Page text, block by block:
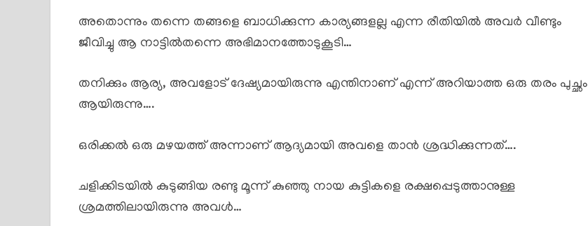
അതൊന്നും തന്നെ തങ്ങളെ ബാധിക്കുന്ന കാര്യങ്ങളല്ല എന്ന രീതിയിൽ അവർ വീണ്ടും
ജീവിച്ചു ആ നാട്ടിൽതന്നെ അഭിമാനത്തോടുകൂടി…
തനിക്കും ആര്യ, അവളോട് ദേഷ്യമായിരുന്നു എന്തിനാണ് എന്ന് അറിയാത്ത ഒരു തരം പുച്ഛം
ആയിരുന്നു….
ഒരിക്കൽ ഒരു മഴയത്ത് അന്നാണ് ആദ്യമായി അവളെ താൻ ശ്രദ്ധിക്കുന്നത്….
ചളിക്കിടയിൽ കുടുങ്ങിയ രണ്ടു മൂന്ന് കുഞ്ഞു നായ കുട്ടികളെ രക്ഷപ്പെടുത്താനുള്ള
ശ്രമത്തിലായിരുന്നു അവൾ…